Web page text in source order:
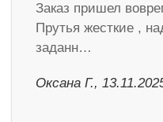
Заказ пришел
Прутья жесткие ,
заданн…
Оксана Г.,